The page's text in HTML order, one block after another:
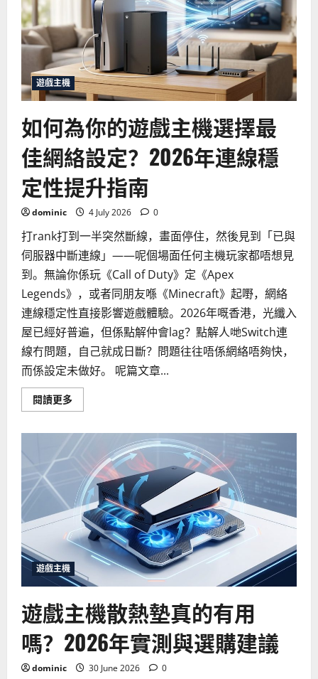
機
錯
誤
代
碼
解
決
方
法，
2026
年
自
我
診
斷
指
南
遊戲主機
如何為你的遊戲主機選擇最
佳網絡設定？2026年連線穩
定性提升指南
dominic 4 July 2026 0
打rank打到一半突然斷線，畫面停住，然後見到「已與
伺服器中斷連線」——呢個場面任何主機玩家都唔想見
到。無論你係玩《Call of Duty》定《Apex
Legends》，或者同朋友喺《Minecraft》起嘢，網絡
連線穩定性直接影響遊戲體驗。2026年嘅香港，光纖入
屋已經好普遍，但係點解仲會lag？點解人哋Switch連
線冇問題，自己就成日斷？問題往往唔係網絡唔夠快，
而係設定未做好。 呢篇文章...
閱讀更多Read
more
何
為
戲
主
機
選
最
佳
絡
設
定？
年
連
線
穩
定
提
遊戲主機
遊戲主機散熱墊真的有用
嗎？2026年實測與選購建議
dominic 30 June 2026 0